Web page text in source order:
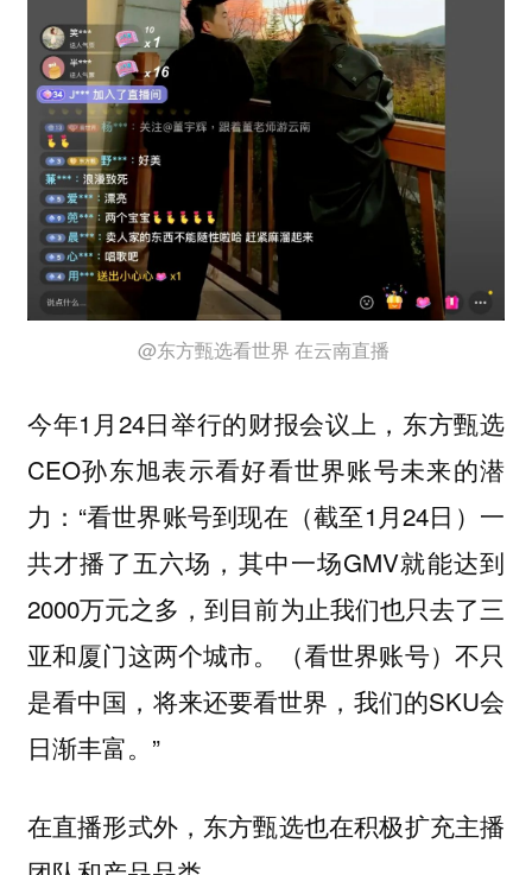
@东方甄选看世界 在云南直播
今年1月24日举行的财报会议上，东方甄选
CEO孙东旭表示看好看世界账号未来的潜
力：“看世界账号到现在（截至1月24日）一
共才播了五六场，其中一场GMV就能达到
2000万元之多，到目前为止我们也只去了三
亚和厦门这两个城市。（看世界账号）不只
是看中国，将来还要看世界，我们的SKU会
日渐丰富。”
在直播形式外，东方甄选也在积极扩充主播